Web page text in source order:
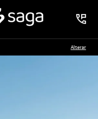
Alterar